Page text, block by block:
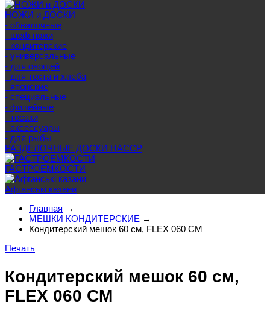
НОЖИ и ДОСКИ
- обвалочные
- шеф-ножи
- кондитерские
- универсальные
- для овощей
- для теста и хлеба
- японские
- специальные
- филейные
- тесаки
- аксессуары
- для рыбы
РАЗДЕЛОЧНЫЕ ДОСКИ HACCP
ГАСТРОЕМКОСТИ
Афганські казани
Главная →
МЕШКИ КОНДИТЕРСКИЕ →
Кондитерский мешок 60 см, FLEX 060 CM
Печать
Кондитерский мешок 60 см,
FLEX 060 CM